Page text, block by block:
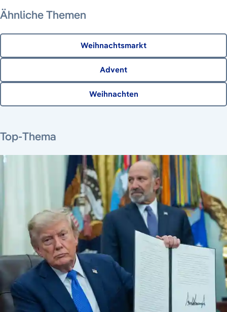
Ähnliche Themen
Weihnachtsmarkt
Advent
Weihnachten
Top-Thema
7. August 2026
21. Juni 2026